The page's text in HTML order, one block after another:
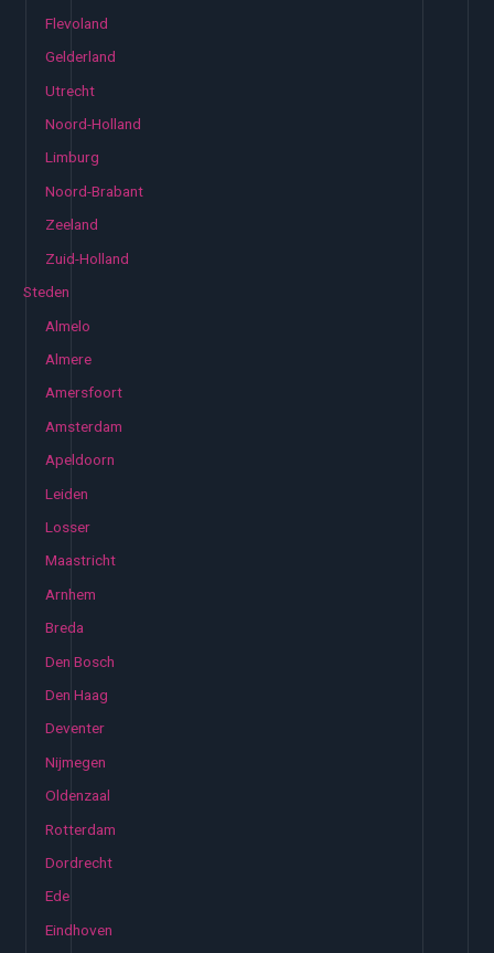
Flevoland
Gelderland
Utrecht
Noord-Holland
Limburg
Noord-Brabant
Zeeland
Zuid-Holland
Steden
Almelo
Almere
Amersfoort
Amsterdam
Apeldoorn
Leiden
Losser
Maastricht
Arnhem
Breda
Den Bosch
Den Haag
Deventer
Nijmegen
Oldenzaal
Rotterdam
Dordrecht
Ede
Eindhoven